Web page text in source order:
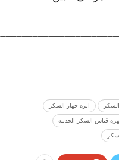
ابرة جهاز السكر
قياس السكر الحديثة